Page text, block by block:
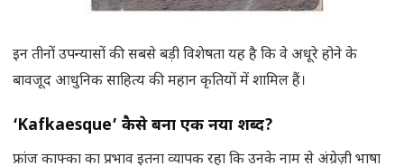
इन तीनों उपन्यासों की सबसे बड़ी विशेषता यह है कि वे अधूरे होने के
बावजूद आधुनिक साहित्य की महान कृतियों में शामिल हैं।
‘Kafkaesque’ कैसे बना एक नया शब्द?
फ्रांज काफ्का का प्रभाव इतना व्यापक रहा कि उनके नाम से अंग्रेज़ी भाषा